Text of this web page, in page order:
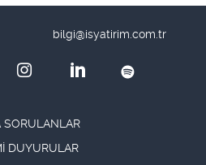
bilgi@isyatirim.com.tr
SORULANLAR
DUYURULAR